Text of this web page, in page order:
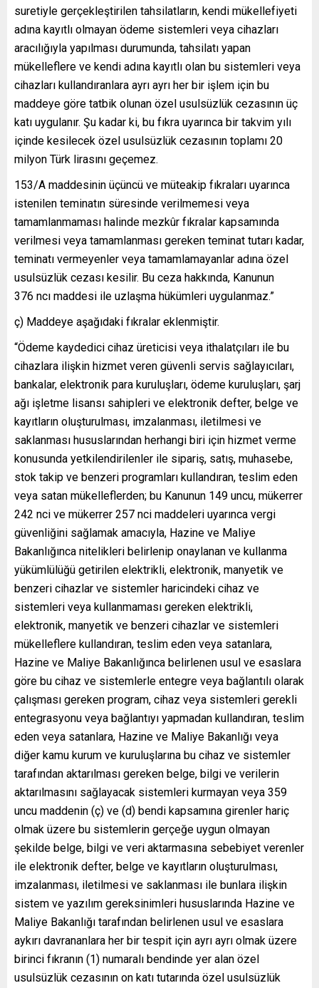
suretiyle gerçekleştirilen tahsilatların, kendi mükellefiyeti
adına kayıtlı olmayan ödeme sistemleri veya cihazları
aracılığıyla yapılması durumunda, tahsilatı yapan
mükelleflere ve kendi adına kayıtlı olan bu sistemleri veya
cihazları kullandıranlara ayrı ayrı her bir işlem için bu
maddeye göre tatbik olunan özel usulsüzlük cezasının üç
katı uygulanır. Şu kadar ki, bu fıkra uyarınca bir takvim yılı
içinde kesilecek özel usulsüzlük cezasının toplamı 20
milyon Türk lirasını geçemez.
153/A maddesinin üçüncü ve müteakip fıkraları uyarınca
istenilen teminatın süresinde verilmemesi veya
tamamlanmaması halinde mezkûr fıkralar kapsamında
verilmesi veya tamamlanması gereken teminat tutarı kadar,
teminatı vermeyenler veya tamamlamayanlar adına özel
usulsüzlük cezası kesilir. Bu ceza hakkında, Kanunun
376 ncı maddesi ile uzlaşma hükümleri uygulanmaz.”
ç) Maddeye aşağıdaki fıkralar eklenmiştir.
“Ödeme kaydedici cihaz üreticisi veya ithalatçıları ile bu
cihazlara ilişkin hizmet veren güvenli servis sağlayıcıları,
bankalar, elektronik para kuruluşları, ödeme kuruluşları, şarj
ağı işletme lisansı sahipleri ve elektronik defter, belge ve
kayıtların oluşturulması, imzalanması, iletilmesi ve
saklanması hususlarından herhangi biri için hizmet verme
konusunda yetkilendirilenler ile sipariş, satış, muhasebe,
stok takip ve benzeri programları kullandıran, teslim eden
veya satan mükelleflerden; bu Kanunun 149 uncu, mükerrer
242 nci ve mükerrer 257 nci maddeleri uyarınca vergi
güvenliğini sağlamak amacıyla, Hazine ve Maliye
Bakanlığınca nitelikleri belirlenip onaylanan ve kullanma
yükümlülüğü getirilen elektrikli, elektronik, manyetik ve
benzeri cihazlar ve sistemler haricindeki cihaz ve
sistemleri veya kullanmaması gereken elektrikli,
elektronik, manyetik ve benzeri cihazlar ve sistemleri
mükelleflere kullandıran, teslim eden veya satanlara,
Hazine ve Maliye Bakanlığınca belirlenen usul ve esaslara
göre bu cihaz ve sistemlerle entegre veya bağlantılı olarak
çalışması gereken program, cihaz veya sistemleri gerekli
entegrasyonu veya bağlantıyı yapmadan kullandıran, teslim
eden veya satanlara, Hazine ve Maliye Bakanlığı veya
diğer kamu kurum ve kuruluşlarına bu cihaz ve sistemler
tarafından aktarılması gereken belge, bilgi ve verilerin
aktarılmasını sağlayacak sistemleri kurmayan veya 359
uncu maddenin (ç) ve (d) bendi kapsamına girenler hariç
olmak üzere bu sistemlerin gerçeğe uygun olmayan
şekilde belge, bilgi ve veri aktarmasına sebebiyet verenler
ile elektronik defter, belge ve kayıtların oluşturulması,
imzalanması, iletilmesi ve saklanması ile bunlara ilişkin
sistem ve yazılım gereksinimleri hususlarında Hazine ve
Maliye Bakanlığı tarafından belirlenen usul ve esaslara
aykırı davrananlara her bir tespit için ayrı ayrı olmak üzere
birinci fıkranın (1) numaralı bendinde yer alan özel
usulsüzlük cezasının on katı tutarında özel usulsüzlük